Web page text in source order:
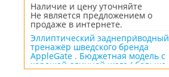
Наличие и цену уточняйте
Не является предложением о
продаже в интернете.
Эллиптический заднепри́водный
тренажёр шведского бренда
AppleGate . Бюджетная модель с
хорошей длинной шага ( больше